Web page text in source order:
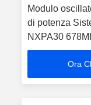
Modulo
di potenza
NXPA30
Ora